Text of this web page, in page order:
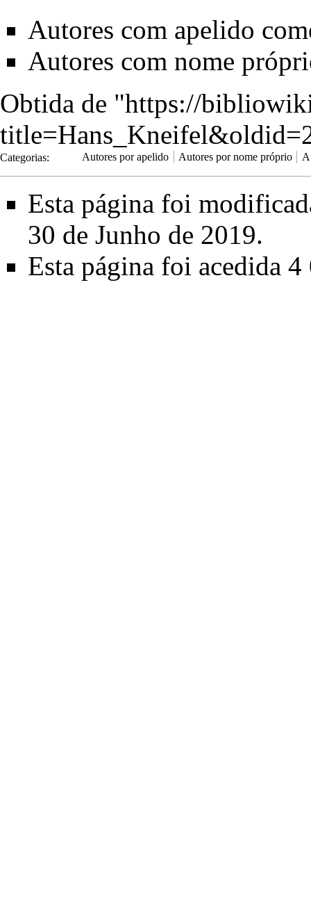
Autores com apelido
Autores com nome
Obtida de "https://
Categorias: Autores por apelido Autores por nome próprio
Esta página foi
30 de Junho de 2019.
Esta página foi acedida 4